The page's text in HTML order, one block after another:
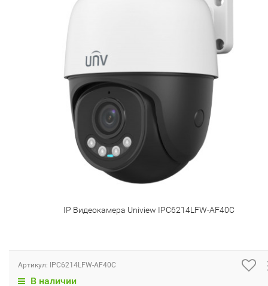
IP Видеокамера Uniview IPC6214LFW-AF40C
Артикул: IPC6214LFW-AF40C
В наличии